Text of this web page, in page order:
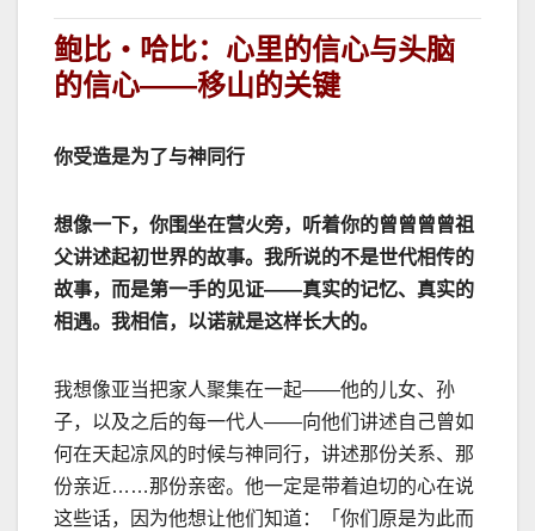
鲍比 ・哈比：心里的信心与头脑
的信心——移山的关键
你受造是为了与神同行
想像一下，你围坐在营火旁，听着你的曾曾曾曾祖
父讲述起初世界的故事。我所说的不是世代相传的
故事，而是第一手的见证——真实的记忆、真实的
相遇。我相信，以诺就是这样长大的。
我想像亚当把家人聚集在一起——他的儿女、孙
子，以及之后的每一代人——向他们讲述自己曾如
何在天起凉风的时候与神同行，讲述那份关系、那
份亲近……那份亲密。他一定是带着迫切的心在说
这些话，因为他想让他们知道：「你们原是为此而